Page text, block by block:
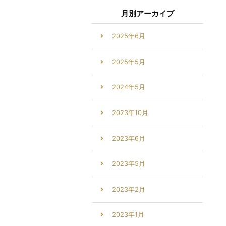
月別アーカイブ
2025年6月
2025年5月
2024年5月
2023年10月
2023年6月
2023年5月
2023年2月
2023年1月